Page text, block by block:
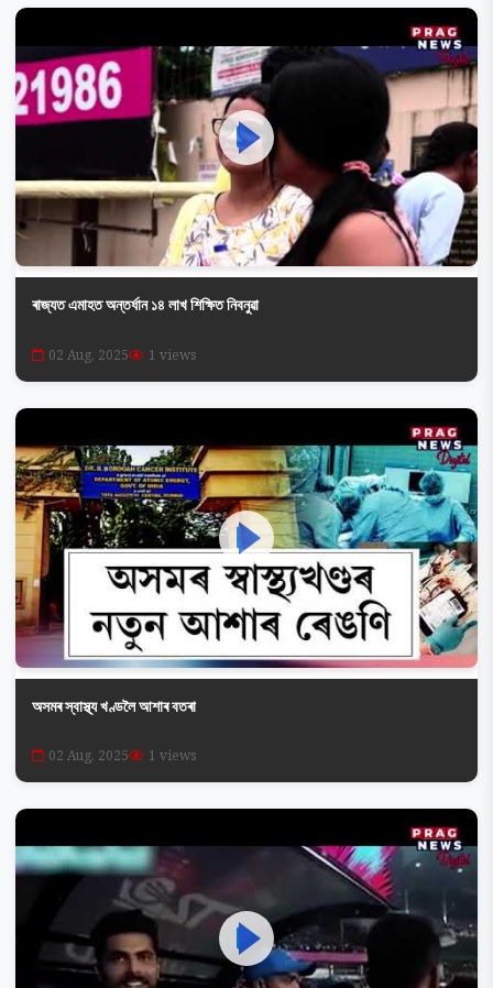
ৰাজ্যত এমাহত অন্তৰ্ধান ১৪ লাখ শিক্ষিত নিবনুৱা
02 Aug, 2025 1 views
অসমৰ স্বাস্থ্য খণ্ডলৈ আশাৰ বতৰা
02 Aug, 2025 1 views